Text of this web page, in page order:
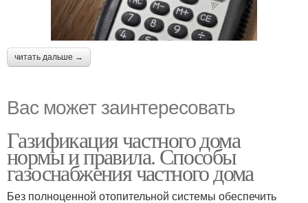
читать дальше →
Вас может заинтересовать
Газификация частного дома
нормы и правила. Способы
газоснабжения частного дома
Без полноценной отопительной системы обеспечить